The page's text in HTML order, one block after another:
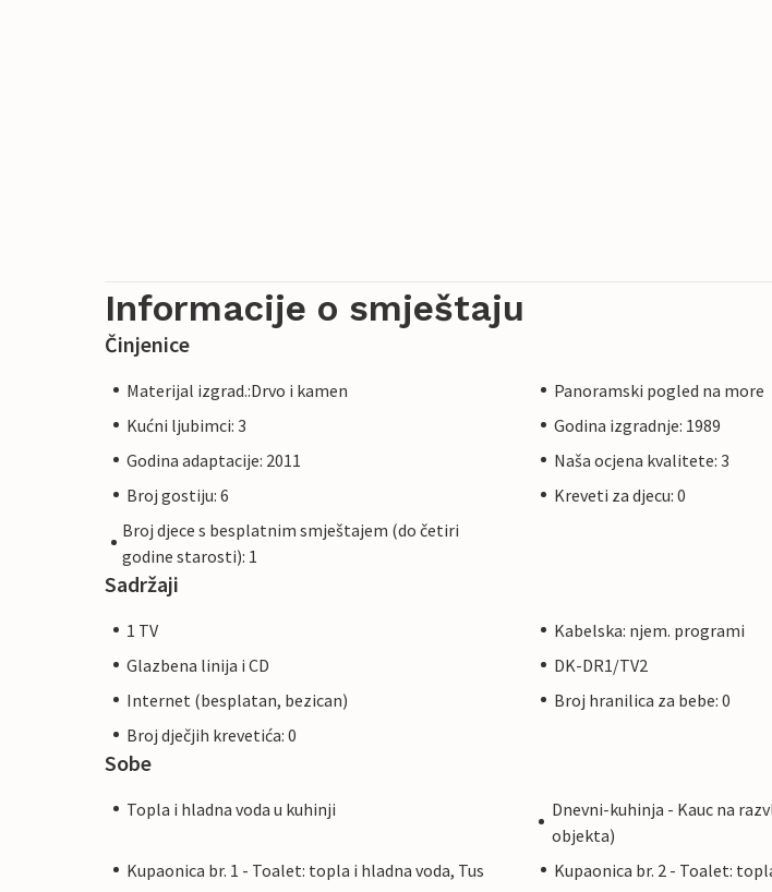
Informacije o smještaju
Činjenice
Materijal izgrad.:Drvo i kamen
Panoramski pogled na more
Kućni ljubimci: 3
Godina izgradnje: 1989
Godina adaptacije: 2011
Naša ocjena kvalitete: 3
Broj gostiju: 6
Kreveti za djecu: 0
Broj djece s besplatnim smještajem (do četiri
godine starosti): 1
Sadržaji
1 TV
Kabelska: njem. programi
Glazbena linija i CD
DK-DR1/TV2
Internet (besplatan, bezican)
Broj hranilica za bebe: 0
Broj dječjih krevetića: 0
Sobe
Topla i hladna voda u kuhinji
Dnevni-kuhinja - Kauc na
objekta)
Kupaonica br. 1 - Toalet: topla i hladna voda, Tus
Kupaonica br. 2 - Toalet: